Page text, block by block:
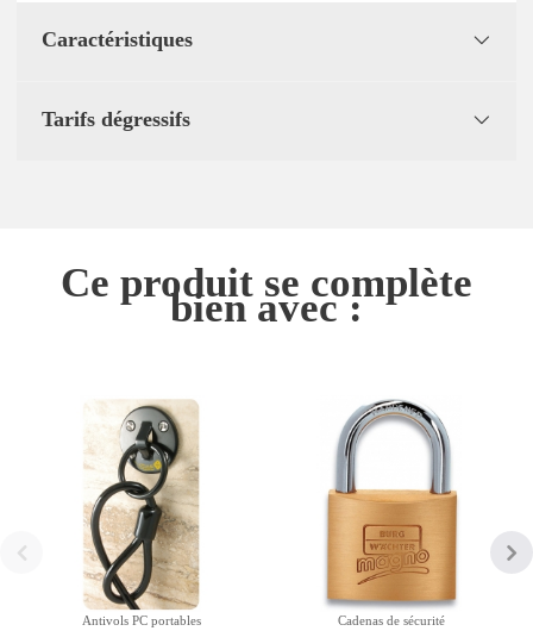
Caractéristiques
Tarifs dégressifs
Ce produit se complète
bien avec :
Antivols PC portables Cadenas de sécurité